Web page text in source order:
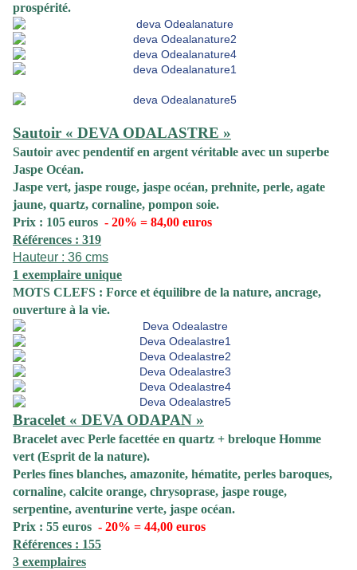
prospérité.
Sautoir « DEVA ODALASTRE »
Sautoir avec pendentif en argent véritable avec un superbe
Jaspe Océan.
Jaspe vert, jaspe rouge, jaspe océan, prehnite, perle, agate
jaune, quartz, cornaline, pompon soie.
Prix : 105 euros - 20% = 84,00 euros
Références : 319
Hauteur : 36 cms
1 exemplaire unique
MOTS CLEFS : Force et équilibre de la nature, ancrage,
ouverture à la vie.
Bracelet « DEVA ODAPAN »
Bracelet avec Perle facettée en quartz + breloque Homme
vert (Esprit de la nature).
Perles fines blanches, amazonite, hématite, perles baroques,
cornaline, calcite orange, chrysoprase, jaspe rouge,
serpentine, aventurine verte, jaspe océan.
Prix : 55 euros - 20% = 44,00 euros
Références : 155
3 exemplaires